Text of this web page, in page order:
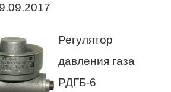
Регулятор
давления газа
РДГБ-6